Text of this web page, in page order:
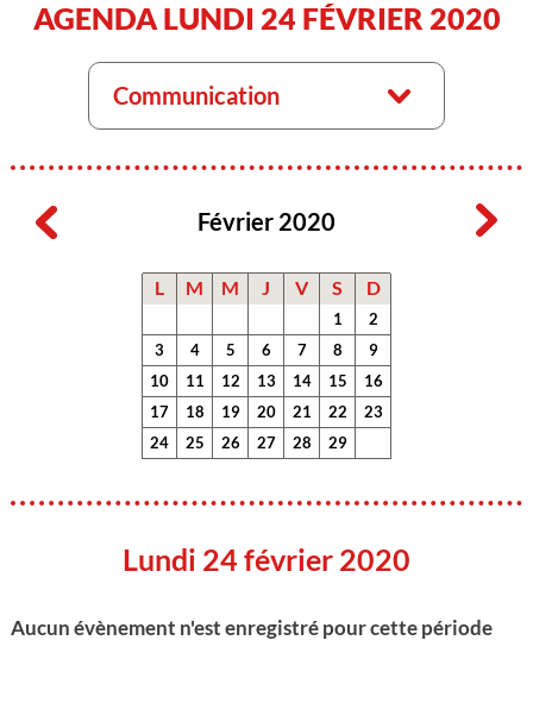
AGENDA LUNDI 24 FÉVRIER 2020
Communication
Février 2020
L M M J V S D
1
2
3
4 5 6 7 8
9
10
11 12 13 14 15
16
17
18 19 20 21 22
23
24
25 26 27 28 29
Lundi 24 février 2020
Aucun évènement n'est enregistré pour cette période